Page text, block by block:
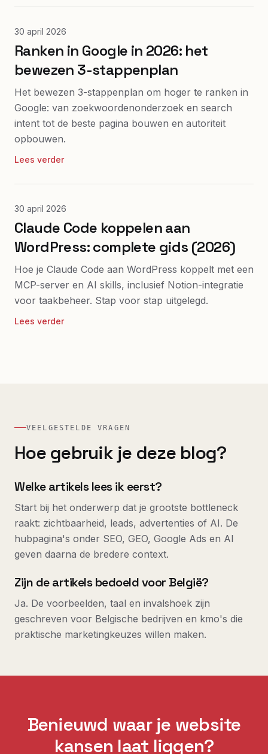
30 april 2026
Ranken in Google in 2026: het
bewezen 3-stappenplan
Het bewezen 3-stappenplan om hoger te ranken in
Google: van zoekwoordenonderzoek en search
intent tot de beste pagina bouwen en autoriteit
opbouwen.
Lees verder
30 april 2026
Claude Code koppelen aan
WordPress: complete gids (2026)
Hoe je Claude Code aan WordPress koppelt met een
MCP-server en AI skills, inclusief Notion-integratie
voor taakbeheer. Stap voor stap uitgelegd.
Lees verder
VEELGESTELDE VRAGEN
Hoe gebruik je deze blog?
Welke artikels lees ik eerst?
Start bij het onderwerp dat je grootste bottleneck
raakt: zichtbaarheid, leads, advertenties of AI. De
hubpagina's onder SEO, GEO, Google Ads en AI
geven daarna de bredere context.
Zijn de artikels bedoeld voor België?
Ja. De voorbeelden, taal en invalshoek zijn
geschreven voor Belgische bedrijven en kmo's die
praktische marketingkeuzes willen maken.
Benieuwd waar je website
kansen laat liggen?